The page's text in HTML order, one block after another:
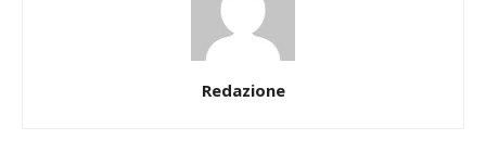
Redazione